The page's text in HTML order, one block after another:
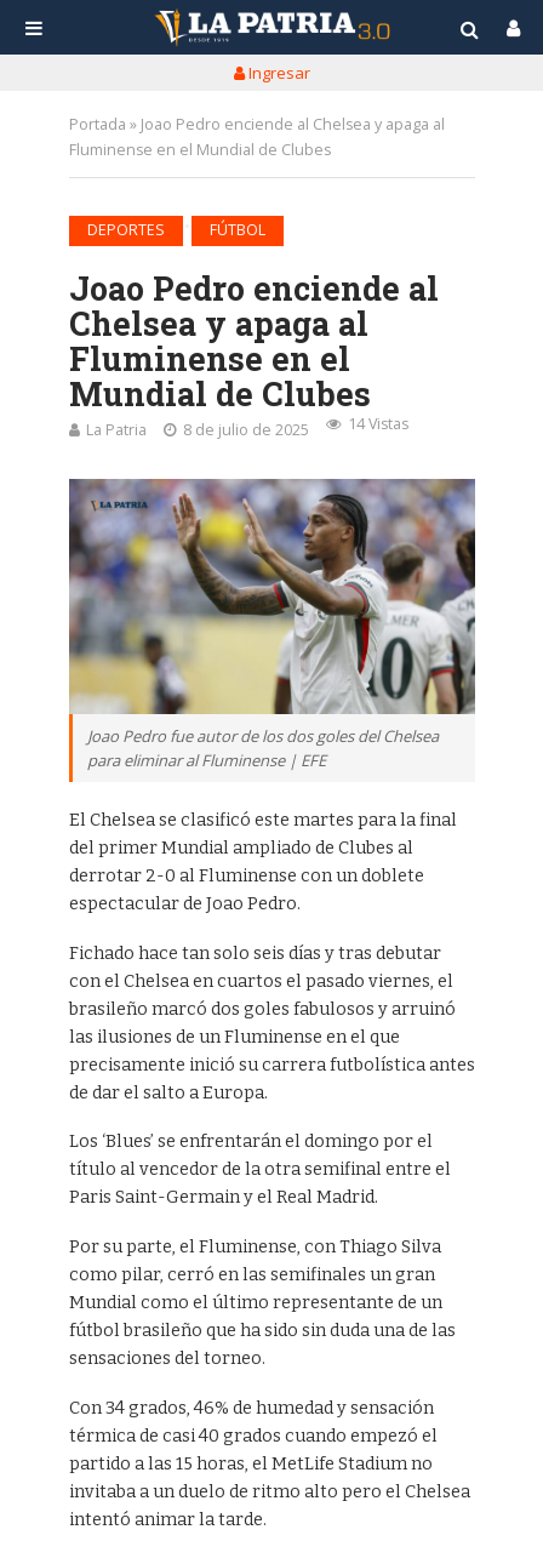
Ingresar
Portada » Joao Pedro enciende al Chelsea y apaga al
Fluminense en el Mundial de Clubes
DEPORTES FÚTBOL
Joao Pedro enciende al
Chelsea y apaga al
Fluminense en el
Mundial de Clubes
La Patria 8 de julio de 2025 14 Vistas
Joao Pedro fue autor de los dos goles del Chelsea
para eliminar al Fluminense | EFE
El Chelsea se clasificó este martes para la final
del primer Mundial ampliado de Clubes al
derrotar 2-0 al Fluminense con un doblete
espectacular de Joao Pedro.
Fichado hace tan solo seis días y tras debutar
con el Chelsea en cuartos el pasado viernes, el
brasileño marcó dos goles fabulosos y arruinó
las ilusiones de un Fluminense en el que
precisamente inició su carrera futbolística antes
de dar el salto a Europa.
Los ‘Blues’ se enfrentarán el domingo por el
título al vencedor de la otra semifinal entre el
Paris Saint-Germain y el Real Madrid.
Por su parte, el Fluminense, con Thiago Silva
como pilar, cerró en las semifinales un gran
Mundial como el último representante de un
fútbol brasileño que ha sido sin duda una de las
sensaciones del torneo.
Con 34 grados, 46% de humedad y sensación
térmica de casi 40 grados cuando empezó el
partido a las 15 horas, el MetLife Stadium no
invitaba a un duelo de ritmo alto pero el Chelsea
intentó animar la tarde.